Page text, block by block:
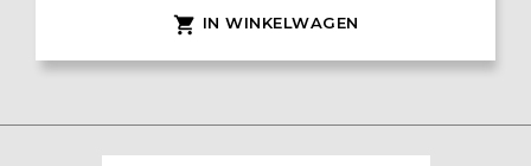
 IN WINKELWAGEN